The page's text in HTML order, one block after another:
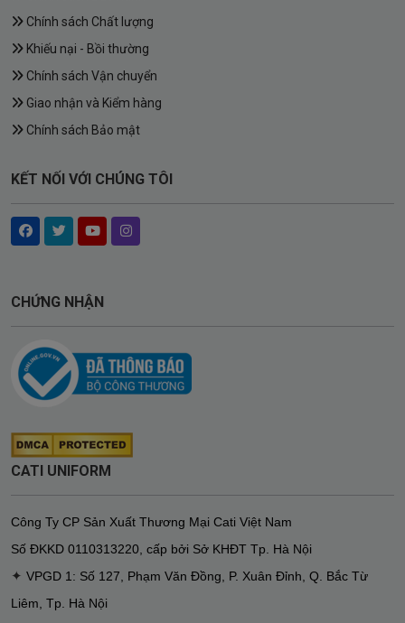
Chính sách Chất lượng
Khiếu nại - Bồi thường
Chính sách Vận chuyển
Giao nhận và Kiểm hàng
Chính sách Bảo mật
KẾT NỐI VỚI CHÚNG TÔI
CHỨNG NHẬN
CATI UNIFORM
Công Ty CP Sản Xuất Thương Mại Cati Việt Nam
Số ĐKKD 0110313220 cấp bởi Sở KHĐT Tp. Hà Nội
✦ VPGD 1: Số 127, Phạm Văn Đồng, P. Xuân Đỉnh, Q. Bắc Từ
Liêm, Tp. Hà Nội